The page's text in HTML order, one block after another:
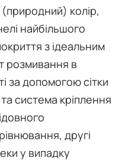
колір,
найбільшого
з ідеальним
розмивання в
за допомогою сітки
система кріплення
другі
у випадку